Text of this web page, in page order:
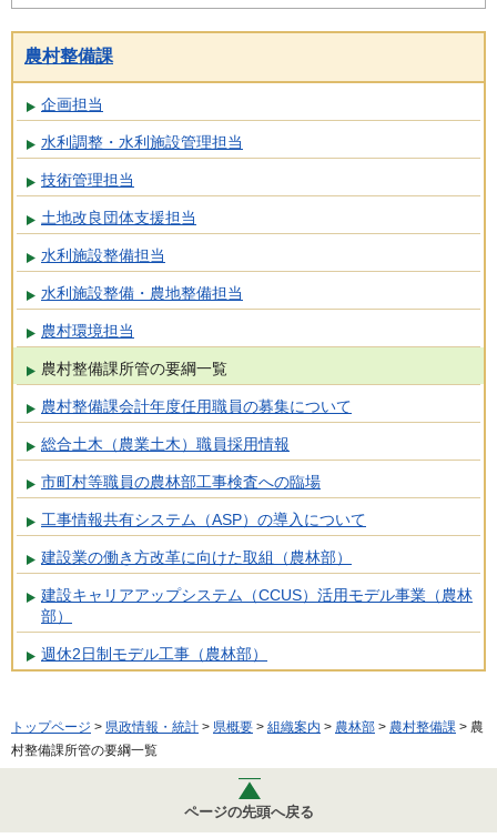
農村整備課
企画担当
水利調整・水利施設管理担当
技術管理担当
土地改良団体支援担当
水利施設整備担当
水利施設整備・農地整備担当
農村環境担当
農村整備課所管の要綱一覧
農村整備課会計年度任用職員の募集について
総合土木（農業土木）職員採用情報
市町村等職員の農林部工事検査への臨場
工事情報共有システム（ASP）の導入について
建設業の働き方改革に向けた取組（農林部）
建設キャリアアップシステム（CCUS）活用モデル事業（農林
部）
週休2日制モデル工事（農林部）
トップページ > 県政情報・統計 > 県概要 > 組織案内 > 農林部 > 農村整備課 > 農
村整備課所管の要綱一覧
ページの先頭へ戻る